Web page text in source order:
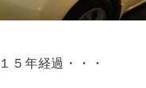
５年経過・・・